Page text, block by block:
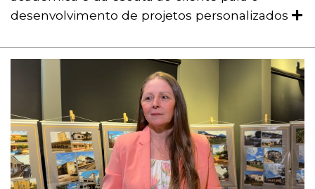
desenvolvimento de projetos personalizados